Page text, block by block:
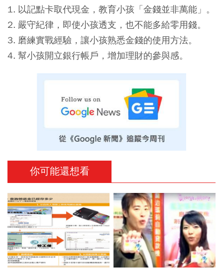
1. 以記點卡取代現金，教育小孩「金錢並非萬能」。
2. 嚴守紀律，即使小孩透支，也不能多給零用錢。
3. 磨練實戰經驗，讓小孩熟悉金錢的使用方法。
4. 幫小孩開立銀行帳戶，增加理財的參與感。
你可能還想看